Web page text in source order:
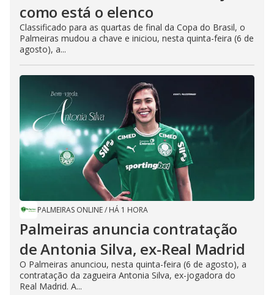
como está o elenco
Classificado para as quartas de final da Copa do Brasil, o
Palmeiras mudou a chave e iniciou, nesta quinta-feira (6 de
agosto), a...
PALMEIRAS ONLINE/ HÁ 1 HORA
Palmeiras anuncia contratação
de Antonia Silva, ex-Real Madrid
O Palmeiras anunciou, nesta quinta-feira (6 de agosto), a
contratação da zagueira Antonia Silva, ex-jogadora do
Real Madrid. A...